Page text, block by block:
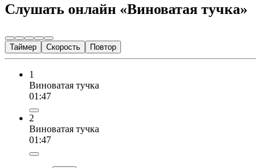
Слушать онлайн «Виноватая тучка»
Таймер Скорость Повтор
1
Виноватая тучка
01:47
2
Виноватая тучка
01:47